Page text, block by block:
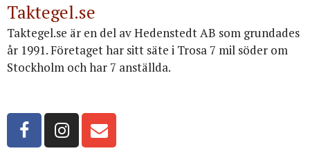
Taktegel.se
Taktegel.se är en del av Hedenstedt AB som grundades
år 1991. Företaget har sitt säte i Trosa 7 mil söder om
Stockholm och har 7 anställda.